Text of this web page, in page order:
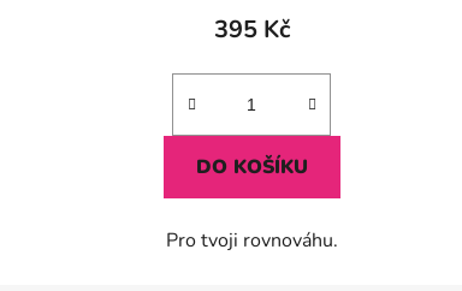
produktu
5,0
z
hvězdiček.
395 Kč
DO KOŠÍKU
Pro tvoji rovnováhu.